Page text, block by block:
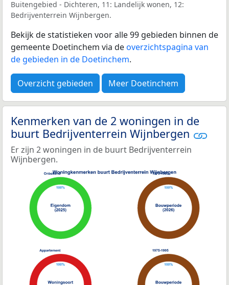
Buitengebied - Dichteren, 11: Landelijk wonen, 12:
Bedrijventerrein Wijnbergen.
Bekijk de statistieken voor alle 99 gebieden binnen de
gemeente Doetinchem via deoverzichtspagina van
de gebieden in de Doetinchem.
Overzicht gebieden Meer Doetinchem
Kenmerken van de 2 woningen in de
buurt Bedrijventerrein Wijnbergen
Er zijn 2 woningen in de buurt Bedrijventerrein
Wijnbergen.